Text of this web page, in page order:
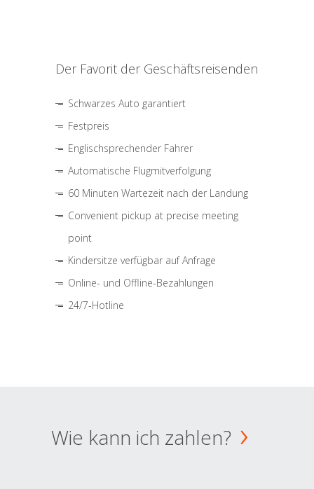
Der Favorit der Geschäftsreisenden
Schwarzes Auto garantiert
Festpreis
Englischsprechender Fahrer
Automatische Flugmitverfolgung
60 Minuten Wartezeit nach der Landung
Convenient pickup at precise meeting
point
Kindersitze verfügbar auf Anfrage
Online- und Offline-Bezahlungen
24/7-Hotline
Wie kann ich zahlen?